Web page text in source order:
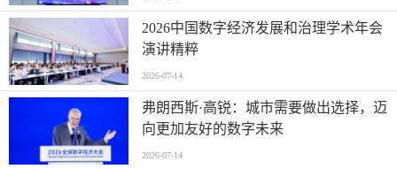
中国仪器仪表行业协会一行出席广东省
仪器仪表行业协会第七届会员大会主题
活动并进行走访交流
2026“机器人+”创新发展大会在济宁召
开